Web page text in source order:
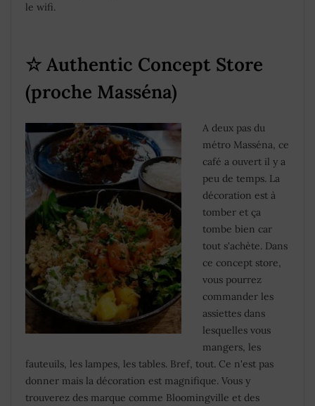
le wifi.
☆ Authentic Concept Store
(proche Masséna)
A deux pas du
métro Masséna, ce
café a ouvert il y a
peu de temps. La
décoration est à
tomber et ça
tombe bien car
tout s'achète. Dans
ce concept store,
vous pourrez
commander les
assiettes dans
lesquelles vous
mangers, les
fauteuils, les lampes, les tables. Bref, tout. Ce n'est pas
donner mais la décoration est magnifique. Vous y
trouverez des marque comme Bloomingville et des